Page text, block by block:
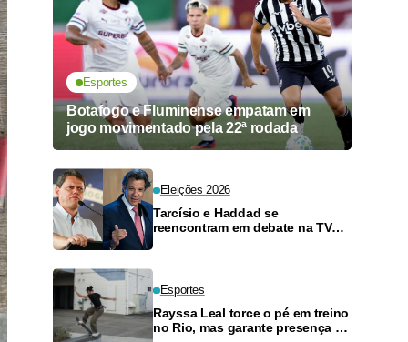
Esportes
Botafogo e Fluminense empatam em
jogo movimentado pela 22ª rodada
Eleições 2026
Tarcísio e Haddad se
reencontram em debate na TV
Esportes
Rayssa Leal torce o pé em treino
no Rio, mas garante presença no